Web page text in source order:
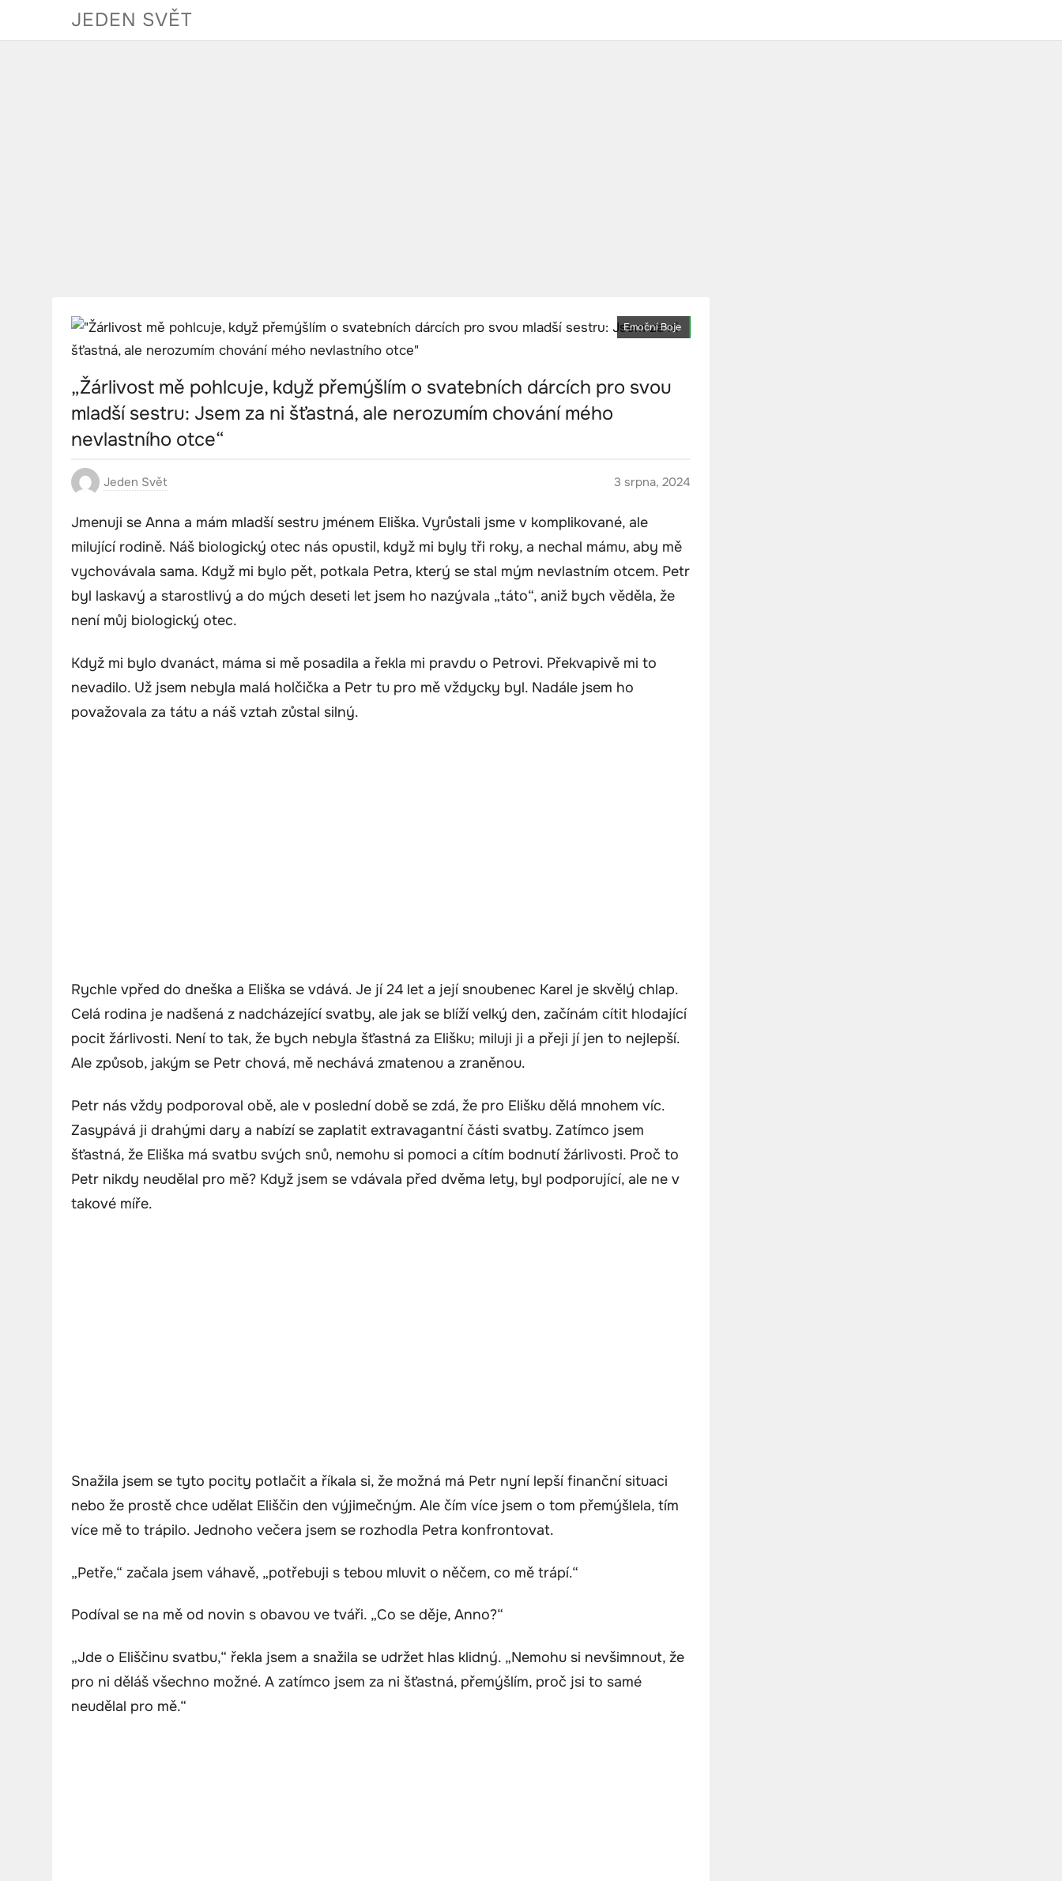
JEDEN SVĚT
Emoční Boje
„Žárlivost mě pohlcuje, když přemýšlím o svatebních dárcích pro svou
mladší sestru: Jsem za ni šťastná, ale nerozumím chování mého
nevlastního otce“
Jeden Svět 3 srpna, 2024
Jmenuji se Anna a mám mladší sestru jménem Eliška. Vyrůstali jsme v komplikované, ale
milující rodině. Náš biologický otec nás opustil, když mi byly tři roky, a nechal mámu, aby mě
vychovávala sama. Když mi bylo pět, potkala Petra, který se stal mým nevlastním otcem. Petr
byl laskavý a starostlivý a do mých deseti let jsem ho nazývala „táto“, aniž bych věděla, že
není můj biologický otec.
Když mi bylo dvanáct, máma si mě posadila a řekla mi pravdu o Petrovi. Překvapivě mi to
nevadilo. Už jsem nebyla malá holčička a Petr tu pro mě vždycky byl. Nadále jsem ho
považovala za tátu a náš vztah zůstal silný.
Rychle vpřed do dneška a Eliška se vdává. Je jí 24 let a její snoubenec Karel je skvělý chlap.
Celá rodina je nadšená z nadcházející svatby, ale jak se blíží velký den, začínám cítit hlodající
pocit žárlivosti. Není to tak, že bych nebyla šťastná za Elišku; miluji ji a přeji jí jen to nejlepší.
Ale způsob, jakým se Petr chová, mě nechává zmatenou a zraněnou.
Petr nás vždy podporoval obě, ale v poslední době se zdá, že pro Elišku dělá mnohem víc.
Zasypává ji drahými dary a nabízí se zaplatit extravagantní části svatby. Zatímco jsem
šťastná, že Eliška má svatbu svých snů, nemohu si pomoci a cítím bodnutí žárlivosti. Proč to
Petr nikdy neudělal pro mě? Když jsem se vdávala před dvěma lety, byl podporující, ale ne v
takové míře.
Snažila jsem se tyto pocity potlačit a říkala si, že možná má Petr nyní lepší finanční situaci
nebo že prostě chce udělat Eliščin den výjimečným. Ale čím více jsem o tom přemýšlela, tím
více mě to trápilo. Jednoho večera jsem se rozhodla Petra konfrontovat.
„Petře,“ začala jsem váhavě, „potřebuji s tebou mluvit o něčem, co mě trápí.“
Podíval se na mě od novin s obavou ve tváři. „Co se děje, Anno?“
„Jde o Eliščinu svatbu,“ řekla jsem a snažila se udržet hlas klidný. „Nemohu si nevšimnout, že
pro ni děláš všechno možné. A zatímco jsem za ni šťastná, přemýšlím, proč jsi to samé
neudělal pro mě.“